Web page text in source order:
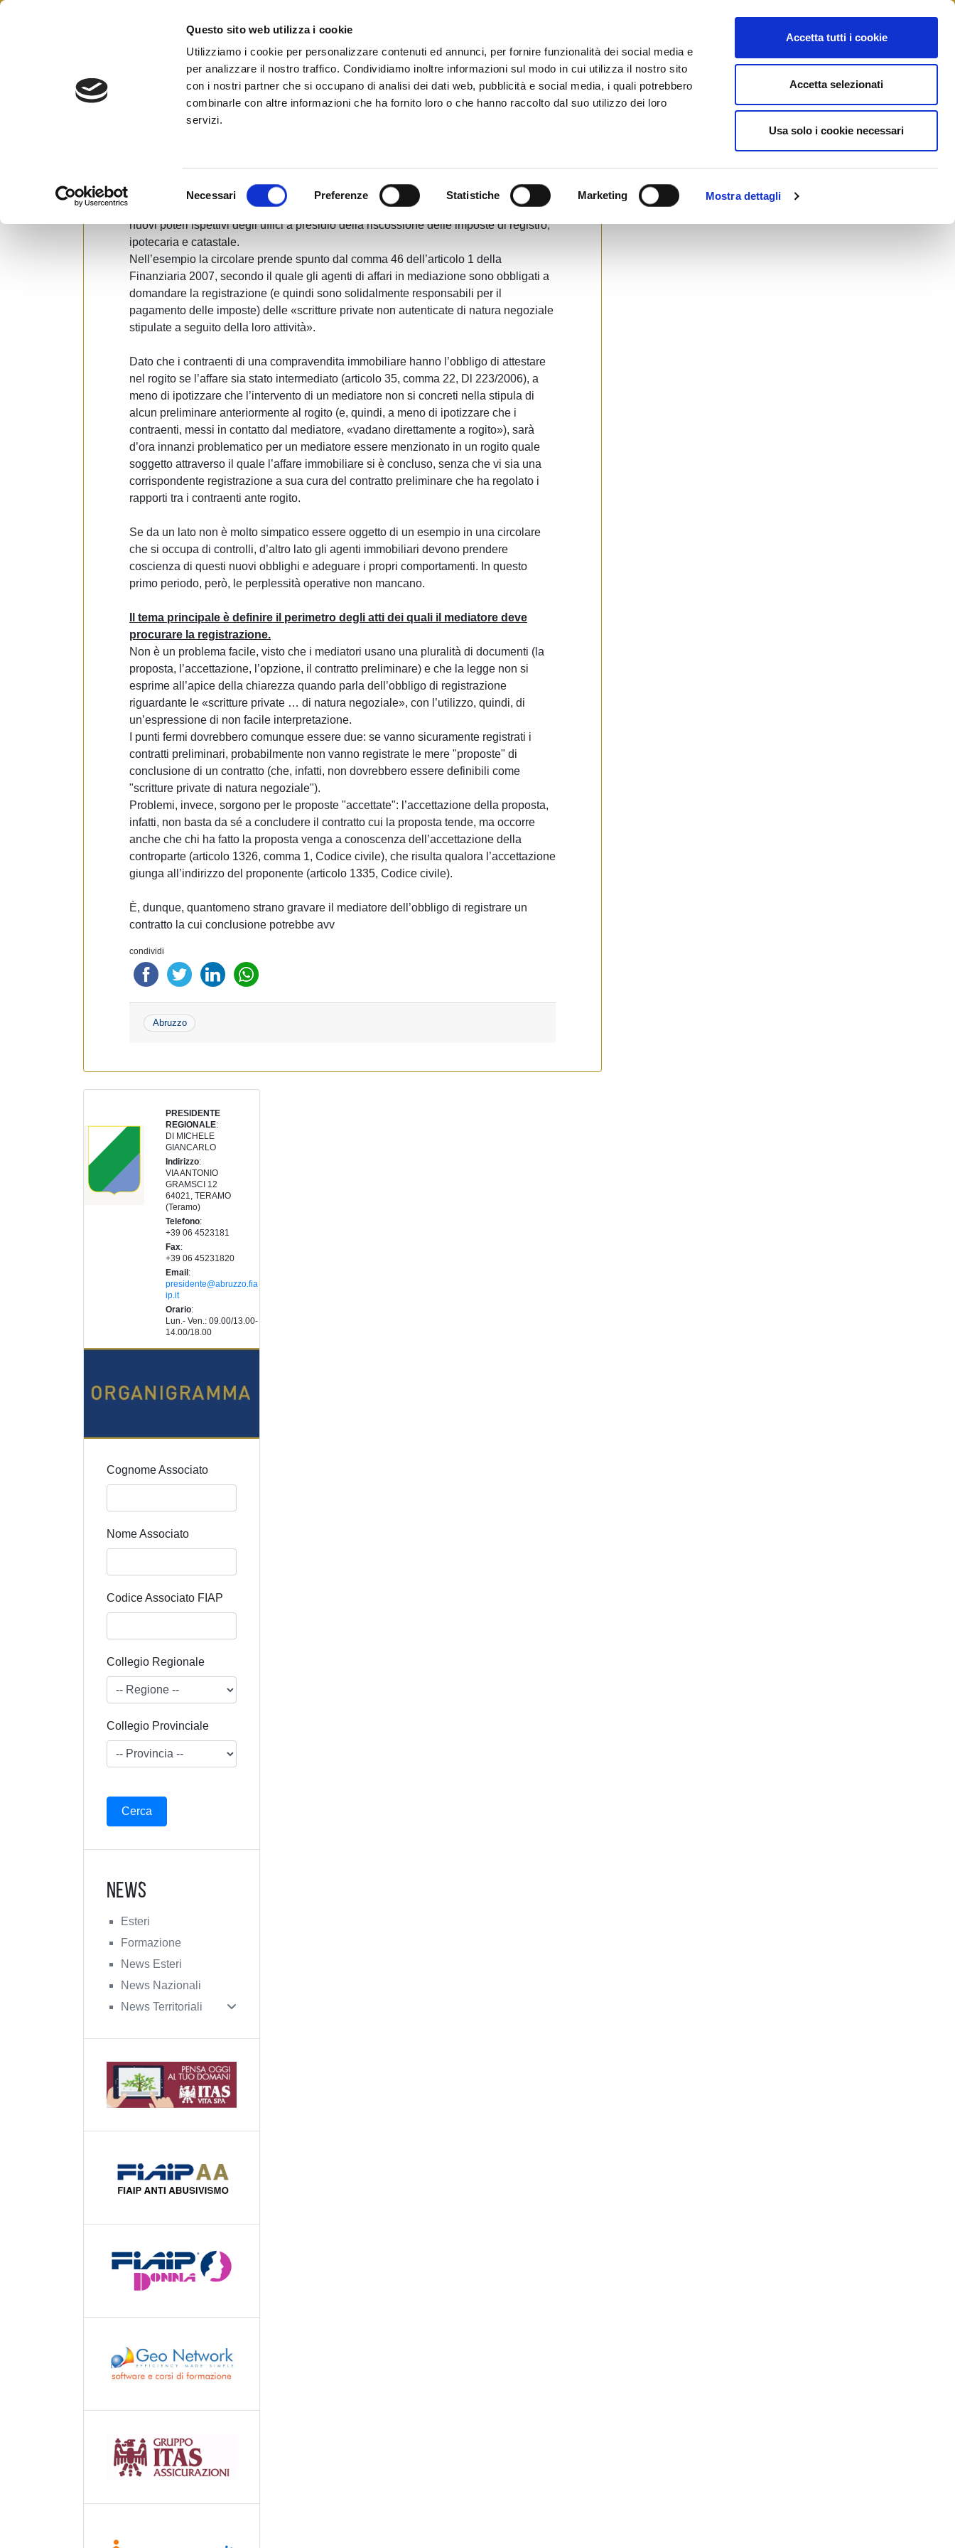
Questo sito web utilizza i cookie
Utilizziamo i cookie per personalizzare contenuti ed annunci, per fornire funzionalità dei social media e
per analizzare il nostro traffico. Condividiamo inoltre informazioni sul modo in cui utilizza il nostro sito
con i nostri partner che si occupano di analisi dei dati web, pubblicità e social media, i quali potrebbero
combinarle con altre informazioni che ha fornito loro o che hanno raccolto dal suo utilizzo dei loro
servizi.
e
z
o
n
e
e
l
c
o
n
s
e
n
s
Necessari Preferenze Statistiche Marketing Mostra dettagli
Accetta tutti i cookie
Accetta selezionati
Usa solo i cookie necessari
Skip
Federazione Italiana Agenti Immobiliari Professionali
Fari puntati sull’attivita’ dei mediatori
immobiliare è stata assunta dall’amministrazione finanziaria, nella circolare n. 6/E
del 6 febbraio (pubblicata ieri dal Sole-24 Ore) come esempio paradigmatico dei
nuovi poteri ispettivi degli uffici a presidio della riscossione delle imposte di registro,
ipotecaria e catastale.
Nell’esempio la circolare prende spunto dal comma 46 dell’articolo 1 della
Finanziaria 2007, secondo il quale gli agenti di affari in mediazione sono obbligati a
domandare la registrazione (e quindi sono solidalmente responsabili per il
pagamento delle imposte) delle «scritture private non autenticate di natura negoziale
stipulate a seguito della loro attività».
Dato che i contraenti di una compravendita immobiliare hanno l’obbligo di attestare
nel rogito se l’affare sia stato intermediato (articolo 35, comma 22, Dl 223/2006), a
meno di ipotizzare che l’intervento di un mediatore non si concreti nella stipula di
alcun preliminare anteriormente al rogito (e, quindi, a meno di ipotizzare che i
contraenti, messi in contatto dal mediatore, «vadano direttamente a rogito»), sarà
d’ora innanzi problematico per un mediatore essere menzionato in un rogito quale
soggetto attraverso il quale l’affare immobiliare si è concluso, senza che vi sia una
corrispondente registrazione a sua cura del contratto preliminare che ha regolato i
rapporti tra i contraenti ante rogito.
Se da un lato non è molto simpatico essere oggetto di un esempio in una circolare
che si occupa di controlli, d’altro lato gli agenti immobiliari devono prendere
coscienza di questi nuovi obblighi e adeguare i propri comportamenti. In questo
primo periodo, però, le perplessità operative non mancano.
Il tema principale è definire il perimetro degli atti dei quali il mediatore deve
procurare la registrazione.
Non è un problema facile, visto che i mediatori usano una pluralità di documenti (la
proposta, l’accettazione, l’opzione, il contratto preliminare) e che la legge non si
esprime all’apice della chiarezza quando parla dell’obbligo di registrazione
riguardante le «scritture private … di natura negoziale», con l’utilizzo, quindi, di
un’espressione di non facile interpretazione.
I punti fermi dovrebbero comunque essere due: se vanno sicuramente registrati i
contratti preliminari, probabilmente non vanno registrate le mere "proposte" di
conclusione di un contratto (che, infatti, non dovrebbero essere definibili come
"scritture private di natura negoziale").
Problemi, invece, sorgono per le proposte "accettate": l’accettazione della proposta,
infatti, non basta da sé a concludere il contratto cui la proposta tende, ma occorre
anche che chi ha fatto la proposta venga a conoscenza dell’accettazione della
controparte (articolo 1326, comma 1, Codice civile), che risulta qualora l’accettazione
giunga all’indirizzo del proponente (articolo 1335, Codice civile).
È, dunque, quantomeno strano gravare il mediatore dell’obbligo di registrare un
contratto la cui conclusione potrebbe avv
condividi
Abruzzo
PRESIDENTE
REGIONALE:
DI MICHELE
GIANCARLO
Indirizzo:
VIA ANTONIO
GRAMSCI 12
64021, TERAMO
(Teramo)
Telefono:
+39 06 4523181
Fax:
+39 06 45231820
Email :
presidente@abruzzo.fia
ip.it
Orario:
Lun.- Ven.: 09.00/13.00-
14.00/18.00
Cognome Associato
Nome Associato
Codice Associato FIAP
Collegio Regionale
Collegio Provinciale
News
Esteri
Formazione
News Esteri
News Nazionali
News Territoriali